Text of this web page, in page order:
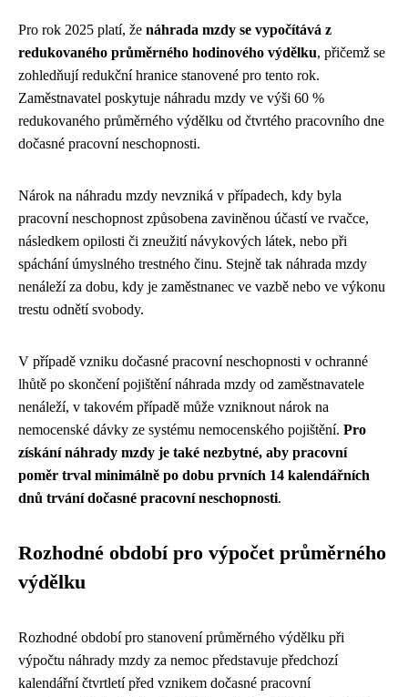
Pro rok 2025 platí, že náhrada mzdy se vypočítává z
redukovaného průměrného hodinového výdělku, přičemž se
zohledňují redukční hranice stanovené pro tento rok.
Zaměstnavatel poskytuje náhradu mzdy ve výši 60 %
redukovaného průměrného výdělku od čtvrtého pracovního dne
dočasné pracovní neschopnosti.
Nárok na náhradu mzdy nevzniká v případech, kdy byla
pracovní neschopnost způsobena zaviněnou účastí ve rvačce,
následkem opilosti či zneužití návykových látek, nebo při
spáchání úmyslného trestného činu. Stejně tak náhrada mzdy
nenáleží za dobu, kdy je zaměstnanec ve vazbě nebo ve výkonu
trestu odnětí svobody.
V případě vzniku dočasné pracovní neschopnosti v ochranné
lhůtě po skončení pojištění náhrada mzdy od zaměstnavatele
nenáleží, v takovém případě může vzniknout nárok na
nemocenské dávky ze systému nemocenského pojištění. Pro
získání náhrady mzdy je také nezbytné, aby pracovní
poměr trval minimálně po dobu prvních 14 kalendářních
dnů trvání dočasné pracovní neschopnosti.
Rozhodné období pro výpočet průměrného
výdělku
Rozhodné období pro stanovení průměrného výdělku při
výpočtu náhrady mzdy za nemoc představuje předchozí
kalendářní čtvrtletí před vznikem dočasné pracovní